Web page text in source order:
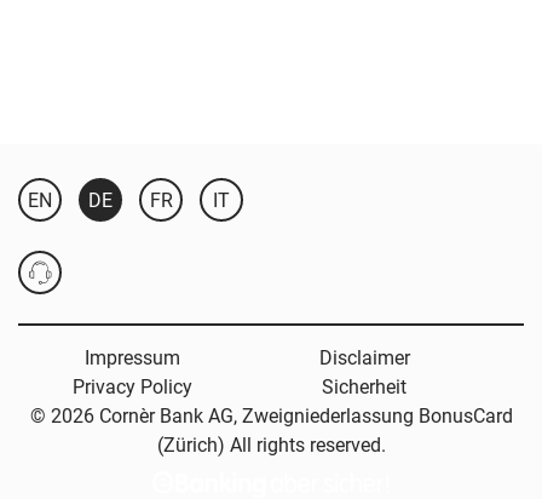
EN DE FR IT
Impressum
Disclaimer
Privacy Policy
Sicherheit
© 2026 Cornèr Bank AG, Zweigniederlassung BonusCard
(Zürich) All rights reserved.